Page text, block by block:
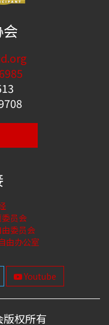
员会
委员会
由办公室
Youtube
权所有